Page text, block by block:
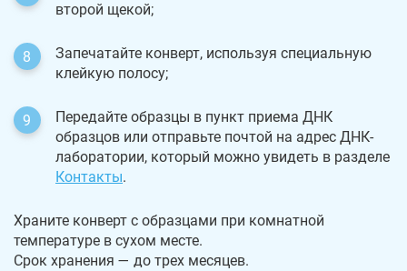
второй щекой;
Запечатайте конверт, используя специальную
клейкую полосу;
Передайте образцы в пункт приема ДНК
образцов или отправьте почтой на адрес ДНК-
лаборатории, который можно увидеть в разделе
Контакты.
Храните конверт с образцами при комнатной
температуре в сухом месте.
Срок хранения — до трех месяцев.